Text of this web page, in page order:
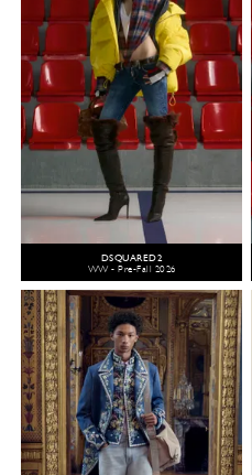
DSQUARED2
WW - Pre-Fall 2026